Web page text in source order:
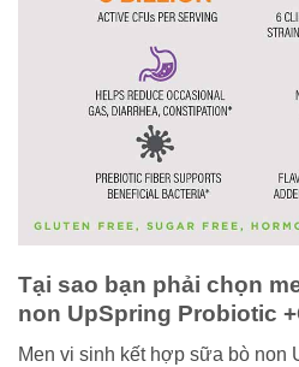
Tại sao bạn phải chọn
non UpSpring Probiotic
Men vi sinh kết hợp sữa bò non